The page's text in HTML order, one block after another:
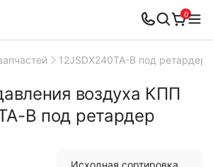
0
12JSDX240TA-B под ретардер
воздуха КПП
B под ретардер